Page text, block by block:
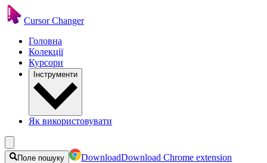
Cursor Changer
Головна
Колекції
Курсори
Інструменти
Як використовувати
Поле пошуку DownloadDownload Chrome extension